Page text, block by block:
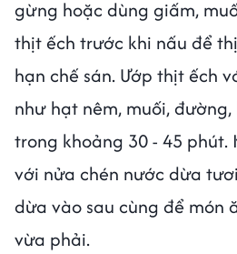
gừng hoặc dùng giấm,
thịt ếch trước khi nấu để
hạn chế sán. Ướp thịt ếch
như hạt nêm, muối,
trong khoảng 30 - 45 phút.
với nửa chén nước dừa
dừa vào sau cùng để món
vừa phải.